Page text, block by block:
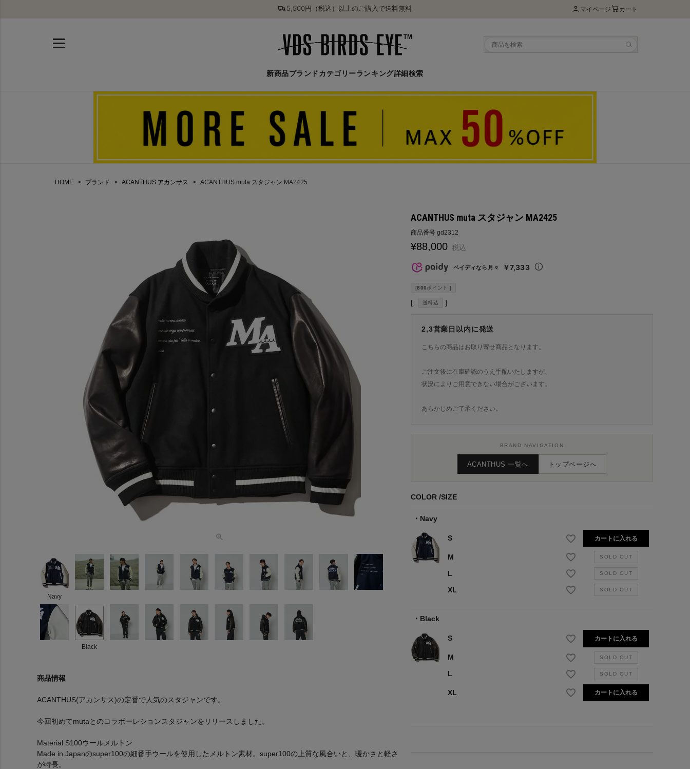
5,500円（税込）以上のご購入で送料無料 マイページ カート
新商品ブランド カテゴリーランキング詳細検索
HOME ブランド ACANTHUS アカンサス ACANTHUS muta スタジャン MA2425
Navy
Black
商品情報
ACANTHUS(アカンサス)の定番で人気のスタジャンです。
今回初めてmutaとのコラボーレションスタジャンをリリースしました。
Material S100ウールメルトン
Made in Japanのsuper100の細番手ウールを使用したメルトン素材。super100の上質な風合いと、暖かさと軽さ
が特長。
ACANTHUS muta スタジャン MA2425
商品番号 gd2312
¥88,000 税込
ペイディなら月々 ￥7,333
[800ポイント ]
送料込
2,3営業日以内に発送
こちらの商品はお取り寄せ商品となります。
ご注文後に在庫確認のうえ手配いたしますが、
状況によりご用意できない場合がございます。
あらかじめご了承ください。
BRAND NAVIGATION
ACANTHUS 一覧へ トップページへ
COLOR SIZE
Navy
S カートに入れる
M
L
XL
Black
S カートに入れる
M
L
XL カートに入れる